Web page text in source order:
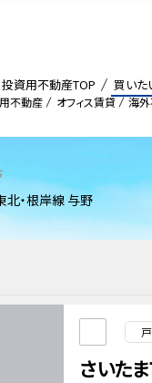
不動産 オフィス賃貸 海
投資用不動産TOP 買いた
北・根岸線 与野
さいた